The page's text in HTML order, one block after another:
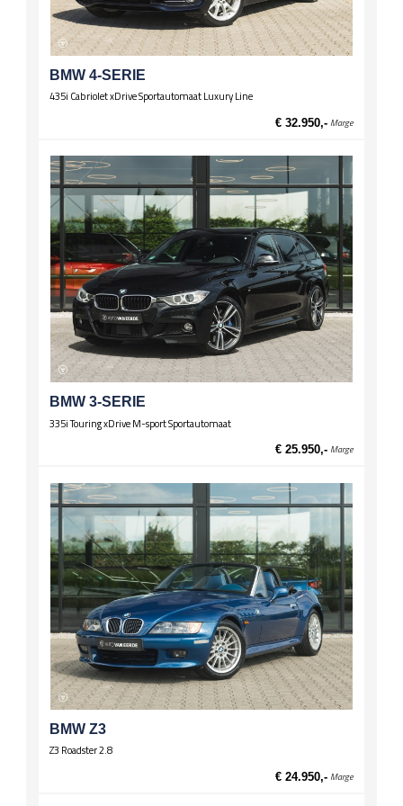
Zittingen
El. verst. voorstoelen
Stoelverwarming voor
BMW 4-SERIE
435i Cabriolet xDrive Sportautomaat Luxury Line
€ 32.950,- Marge
BMW 3-SERIE
335i Touring xDrive M-sport Sportautomaat
€ 25.950,- Marge
BMW Z3
Z3 Roadster 2.8
€ 24.950,- Marge